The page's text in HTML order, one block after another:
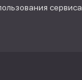
сервиса